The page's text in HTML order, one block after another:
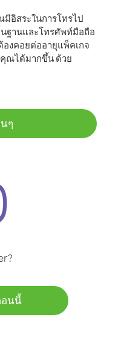
อิสระในการโทรไป
ฐานและโทรศัพท์มือถือ
งคอยต่ออายุแพ็คเกจ
ณได้มากขึ้น ด้วย
ๆ
นนี้